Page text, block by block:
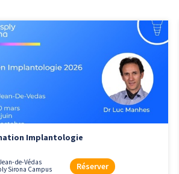
Implantologie
de-Védas
Sirona Campus
Réserver